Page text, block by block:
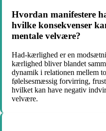
Hvordan manifestere
hvilke konsekvenser
mentale velvære?
Had-kærlighed er en
kærlighed bliver blandet
dynamik i relationen mellem
følelsesmæssig forvirring,
hvilket kan have negativ
velvære.